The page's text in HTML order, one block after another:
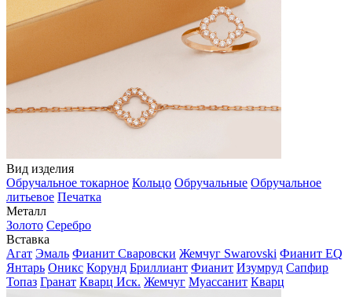
Вид изделия
Обручальное токарное Кольцо Обручальные Обручальное
литьевое Печатка
Металл
Золото Серебро
Вставка
Агат Эмаль Фианит Сваровски Жемчуг Swarovski Фианит EQ
Янтарь Оникс Корунд Бриллиант Фианит Изумруд Сапфир
Топаз Гранат Кварц Иск. Жемчуг Муассанит Кварц